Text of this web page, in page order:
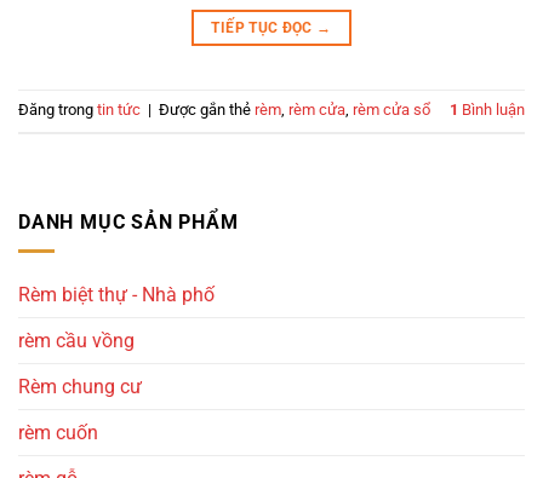
TIẾP TỤC ĐỌC →
Đăng trong tin tức | Được gắn thẻ rèm rèm cửa rèm cửa sổ 1 Bình luận
DANH MỤC SẢN PHẨM
Rèm biệt thự - Nhà phố
rèm cầu vồng
Rèm chung cư
rèm cuốn